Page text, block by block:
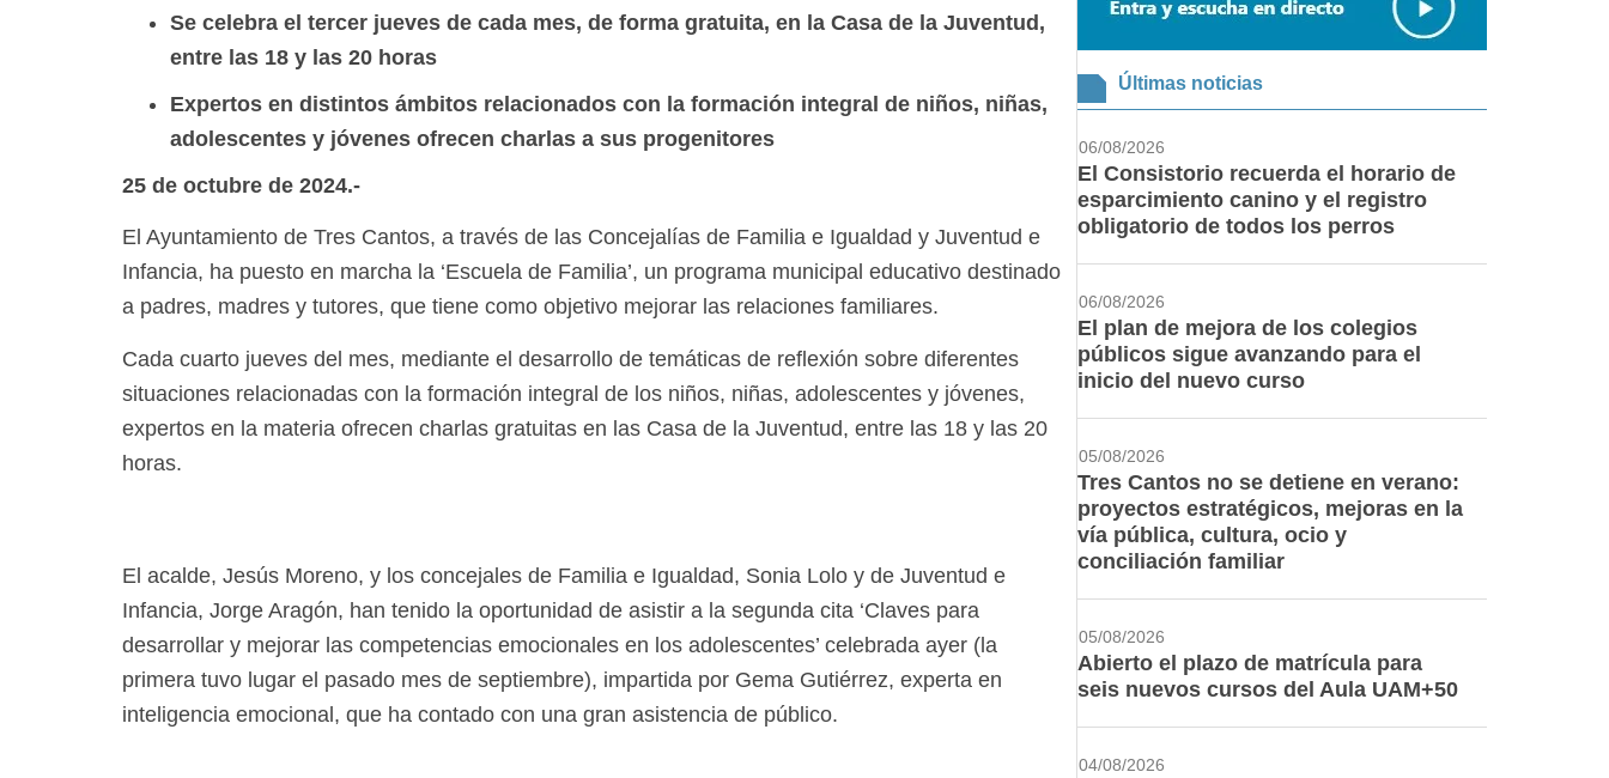
Se celebra el tercer jueves de cada mes, de forma gratuita, en la Casa de la Juventud,
entre las 18 y las 20 horas
Expertos en distintos ámbitos relacionados con la formación integral de niños, niñas,
adolescentes y jóvenes ofrecen charlas a sus progenitores
25 de octubre de 2024.-
El Ayuntamiento de Tres Cantos, a través de las Concejalías de Familia e Igualdad y Juventud e
Infancia, ha puesto en marcha la ‘Escuela de Familia’, un programa municipal educativo destinado
a padres, madres y tutores, que tiene como objetivo mejorar las relaciones familiares.
Cada cuarto jueves del mes, mediante el desarrollo de temáticas de reflexión sobre diferentes
situaciones relacionadas con la formación integral de los niños, niñas, adolescentes y jóvenes,
expertos en la materia ofrecen charlas gratuitas en las Casa de la Juventud, entre las 18 y las 20
horas.
El acalde, Jesús Moreno, y los concejales de Familia e Igualdad, Sonia Lolo y de Juventud e
Infancia, Jorge Aragón, han tenido la oportunidad de asistir a la segunda cita ‘Claves para
desarrollar y mejorar las competencias emocionales en los adolescentes’ celebrada ayer (la
primera tuvo lugar el pasado mes de septiembre), impartida por Gema Gutiérrez, experta en
inteligencia emocional, que ha contado con una gran asistencia de público.
Últimas noticias
06/08/2026
El Consistorio recuerda el horario de
esparcimiento canino y el registro
obligatorio de todos los perros
06/08/2026
El plan de mejora de los colegios
públicos sigue avanzando para el
inicio del nuevo curso
05/08/2026
Tres Cantos no se detiene en verano:
proyectos estratégicos, mejoras en la
vía pública, cultura, ocio y
conciliación familiar
05/08/2026
Abierto el plazo de matrícula para
seis nuevos cursos del Aula UAM+50
04/08/2026